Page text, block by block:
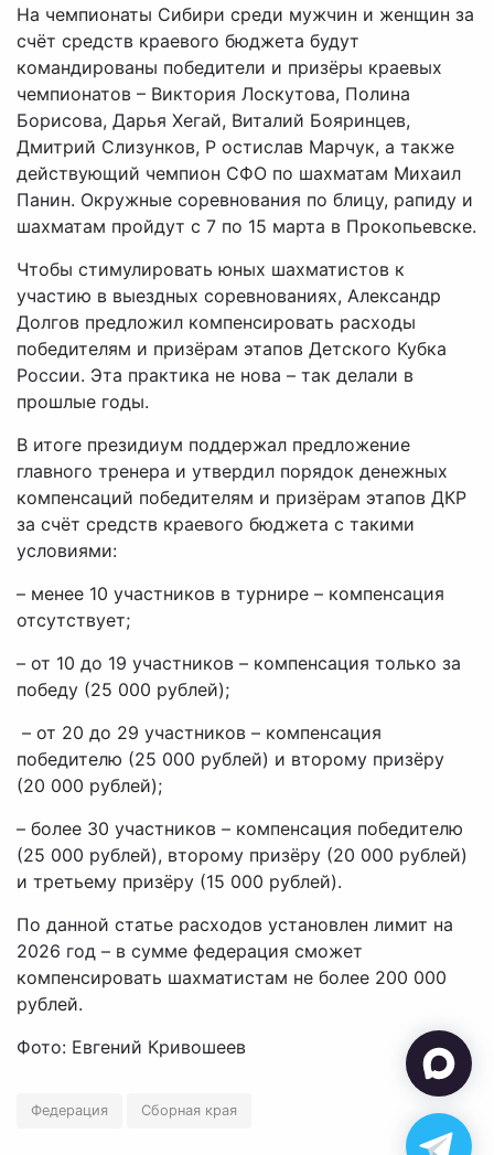
На чемпионаты Сибири среди мужчин и женщин за
счёт средств краевого бюджета будут
командированы победители и призёры краевых
чемпионатов – Виктория Лоскутова, Полина
Борисова, Дарья Хегай, Виталий Бояринцев,
Дмитрий Слизунков, Р остислав Марчук, а также
действующий чемпион СФО по шахматам Михаил
Панин. Окружные соревнования по блицу, рапиду и
шахматам пройдут с 7 по 15 марта в Прокопьевске.
Чтобы стимулировать юных шахматистов к
участию в выездных соревнованиях, Александр
Долгов предложил компенсировать расходы
победителям и призёрам этапов Детского Кубка
России. Эта практика не нова – так делали в
прошлые годы.
В итоге президиум поддержал предложение
главного тренера и утвердил порядок денежных
компенсаций победителям и призёрам этапов ДКР
за счёт средств краевого бюджета с такими
условиями:
– менее 10 участников в турнире – компенсация
отсутствует;
– от 10 до 19 участников – компенсация только за
победу (25 000 рублей);
– от 20 до 29 участников – компенсация
победителю (25 000 рублей) и второму призёру
(20 000 рублей);
– более 30 участников – компенсация победителю
(25 000 рублей), второму призёру (20 000 рублей)
и третьему призёру (15 000 рублей).
По данной статье расходов установлен лимит на
2026 год – в сумме федерация сможет
компенсировать шахматистам не более 200 000
рублей.
Фото: Евгений Кривошеев
Федерация Сборная края